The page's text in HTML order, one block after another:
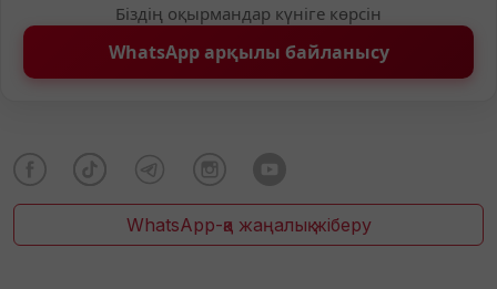
Біздің оқырмандар күніге көрсін
WhatsApp арқылы байланысу
WhatsApp-қа жаңалық жіберу